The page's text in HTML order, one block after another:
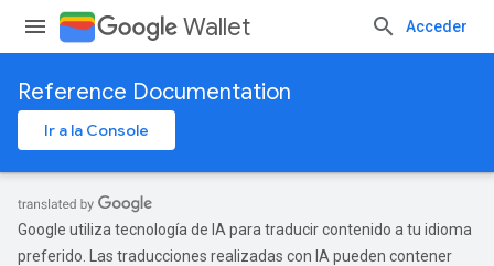
Wallet Acceder
Reference Documentation
Ir a la Console
Google utiliza tecnología de IA para traducir contenido a tu idioma
preferido. Las traducciones realizadas con IA pueden contener